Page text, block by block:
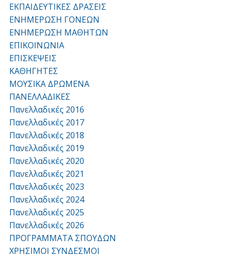
ΕΚΠΑΙΔΕΥΤΙΚΕΣ ΔΡΑΣΕΙΣ
ΕΝΗΜΕΡΩΣΗ ΓΟΝΕΩΝ
ΕΝΗΜΕΡΩΣΗ ΜΑΘΗΤΩΝ
ΕΠΙΚΟΙΝΩΝΙΑ
ΕΠΙΣΚΕΨΕΙΣ
ΚΑΘΗΓΗΤΕΣ
ΜΟΥΣΙΚΑ ΔΡΩΜΕΝΑ
ΠΑΝΕΛΛΑΔΙΚΕΣ
Πανελλαδικές 2016
Πανελλαδικές 2017
Πανελλαδικές 2018
Πανελλαδικές 2019
Πανελλαδικές 2020
Πανελλαδικές 2021
Πανελλαδικές 2023
Πανελλαδικές 2024
Πανελλαδικές 2025
Πανελλαδικές 2026
ΠΡΟΓΡΑΜΜΑΤΑ ΣΠΟΥΔΩΝ
ΧΡΗΣΙΜΟΙ ΣΥΝΔΕΣΜΟΙ